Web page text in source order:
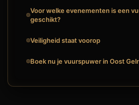
Voor welke evenementen is een
geschikt?
Veiligheid staat voorop
Boek nu je vuurspuwer in Oost